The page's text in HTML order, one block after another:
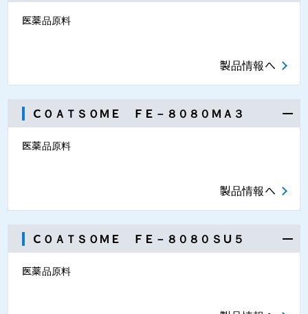
医薬品原料
製品情報へ
ＣＯＡＴＳＯＭＥ ＦＥ－８０８０ＭＡ３
医薬品原料
製品情報へ
ＣＯＡＴＳＯＭＥ ＦＥ－８０８０ＳＵ５
医薬品原料